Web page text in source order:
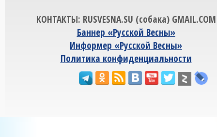
КОНТАКТЫ: RUSVESNA.SU (собака) GMAIL.COM
Баннер «Русской Весны»
Информер «Русской Весны»
Политика конфиденциальности